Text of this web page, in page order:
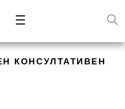
КОНСУЛТАТИВЕН